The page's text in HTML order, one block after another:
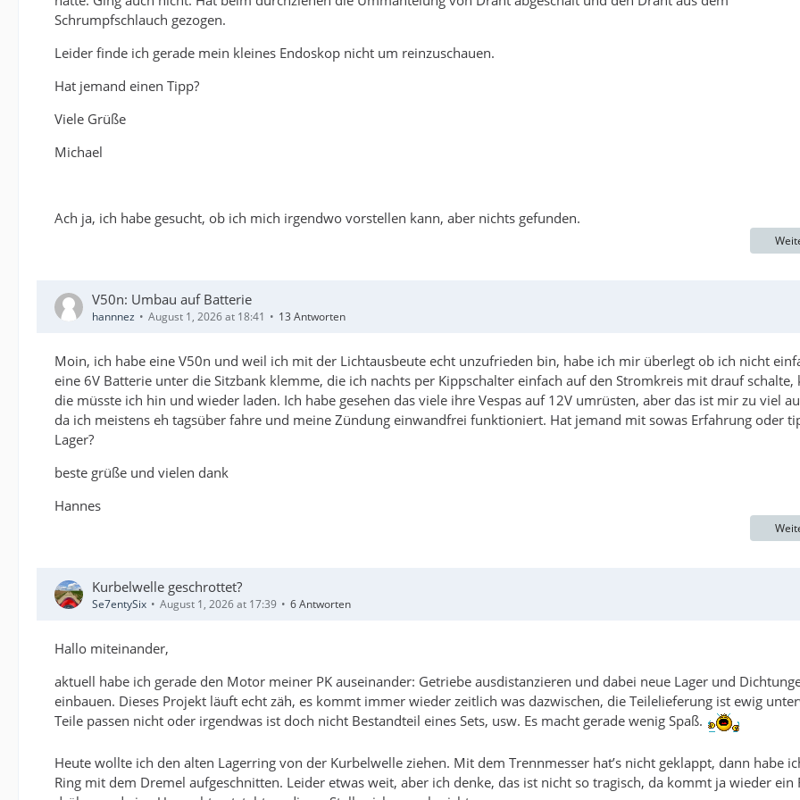
Schrumpfschlauch gezogen.
Leider finde ich gerade mein kleines Endoskop nicht um reinzuschauen.
Hat jemand einen Tipp?
Viele Grüße
Michael
Ach ja, ich habe gesucht, ob ich mich irgendwo vorstellen kann, aber nichts gefunden.
V50n: Umbau auf Batterie
hannnez August 1, 2026 at 18:41 13 Antworten
Moin, ich habe eine V50n und weil ich mit der Lichtausbeute echt unzufrieden bin, habe ich mir überlegt ob ich nicht
eine 6V Batterie unter die Sitzbank klemme, die ich nachts per Kippschalter einfach auf den Stromkreis mit drauf schalte,
die müsste ich hin und wieder laden. Ich habe gesehen das viele ihre Vespas auf 12V umrüsten, aber das ist mir zu viel
da ich meistens eh tagsüber fahre und meine Zündung einwandfrei funktioniert. Hat jemand mit sowas Erfahrung oder
Lager?
beste grüße und vielen dank
Hannes
Kurbelwelle geschrottet?
Se7entySix August 1, 2026 at 17:39 6 Antworten
Hallo miteinander,
aktuell habe ich gerade den Motor meiner PK auseinander: Getriebe ausdistanzieren und dabei neue Lager und
einbauen. Dieses Projekt läuft echt zäh, es kommt immer wieder zeitlich was dazwischen, die Teilelieferung ist ewig
Teile passen nicht oder irgendwas ist doch nicht Bestandteil eines Sets, usw. Es macht gerade wenig Spaß.
Heute wollte ich den alten Lagerring von der Kurbelwelle ziehen. Mit dem Trennmesser hat’s nicht geklappt, dann habe
Ring mit dem Dremel aufgeschnitten. Leider etwas weit, aber ich denke, das ist nicht so tragisch, da kommt ja wieder ein